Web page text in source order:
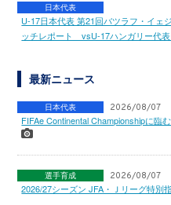
日本代表
U-17日本代表 第21回バツラフ・イ
ッチレポート vsU-17ハンガリー代
最新ニュース
日本代表 2026/08/07
FIFAe Continental Championshipに臨
選手育成 2026/08/07
2026/27シーズン JFA・Ｊリーグ特別